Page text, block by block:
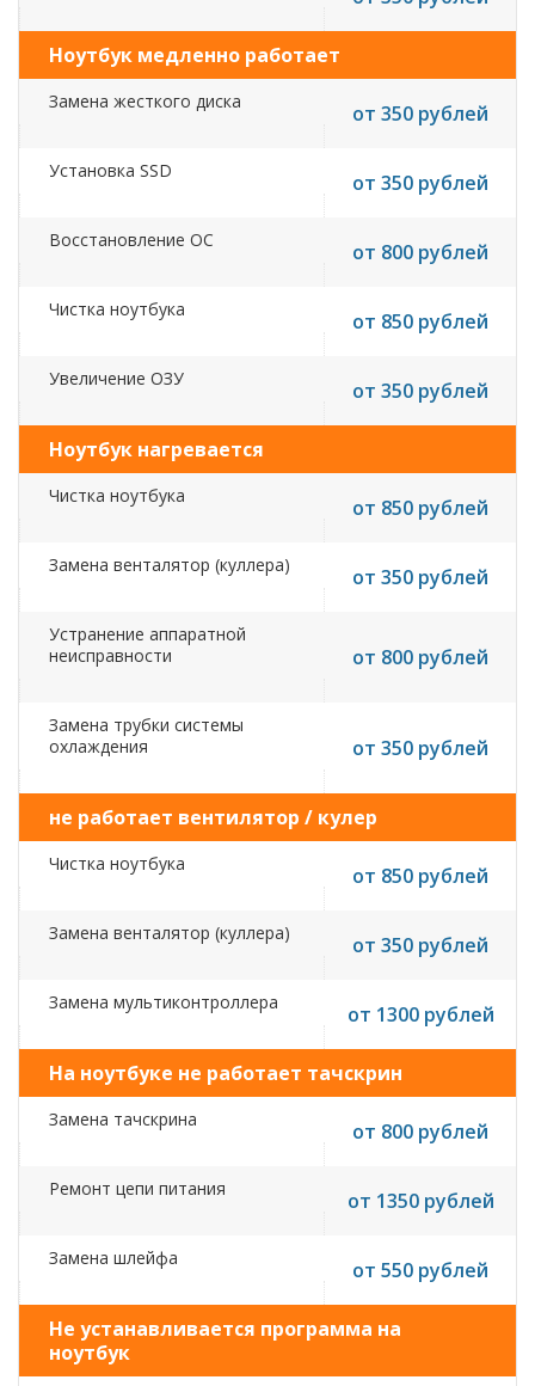
Ноутбук медленно работает
Замена жесткого диска от 350 рублей
Установка SSD от 350 рублей
Восстановление ОС от 800 рублей
Чистка ноутбука от 850 рублей
Увеличение ОЗУ от 350 рублей
Ноутбук нагревается
Чистка ноутбука от 850 рублей
Замена венталятор (куллера) от 350 рублей
Устранение аппаратной
неисправности
от 800 рублей
Замена трубки системы
охлаждения
от 350 рублей
не работает вентилятор / кулер
Чистка ноутбука от 850 рублей
Замена венталятор (куллера) от 350 рублей
Замена мультиконтроллера от 1300 рублей
На ноутбуке не работает тачскрин
Замена тачскрина от 800 рублей
Ремонт цепи питания от 1350 рублей
Замена шлейфа от 550 рублей
Не устанавливается программа на
ноутбук